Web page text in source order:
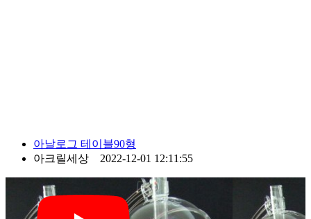
아날로그 테이블90형
아크릴세상 2022-12-01 12:11:55